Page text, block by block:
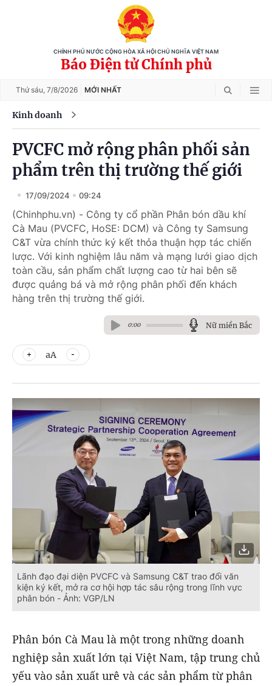
CHÍNH PHỦ NƯỚC CỘNG HÒA XÃ HỘI CHỦ NGHĨA VIỆT NAM
Báo Điện tử Chính phủ
Thứ sáu, 7/8/2026 MỚI NHẤT
Kinh doanh
PVCFC mở rộng phân phối sản
phẩm trên thị trường thế giới
17/09/2024 09:24
(Chinhphu.vn) - Công ty cổ phần Phân bón dầu khí
Cà Mau (PVCFC, HoSE: DCM) và Công ty Samsung
C&T vừa chính thức ký kết thỏa thuận hợp tác chiến
lược. Với kinh nghiệm lâu năm và mạng lưới giao dịch
toàn cầu, sản phẩm chất lượng cao từ hai bên sẽ
được quảng bá và mở rộng phân phối đến khách
hàng trên thị trường thế giới.
0:00 Nữ miền Bắc
aA
Lãnh đạo đại diện PVCFC và Samsung C&T trao đổi văn
kiện ký kết, mở ra cơ hội hợp tác sâu rộng trong lĩnh vực
phân bón - Ảnh: VGP/LN
Phân bón Cà Mau là một trong những doanh
nghiệp sản xuất lớn tại Việt Nam, tập trung chủ
yếu vào sản xuất urê và các sản phẩm từ phân